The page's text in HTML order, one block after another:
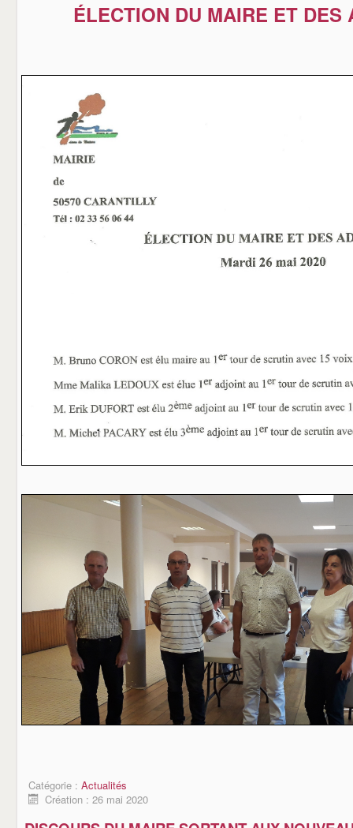
ÉLECTION DU MAIRE ET DES
Catégorie : Actualités
Création : 26 mai 2020